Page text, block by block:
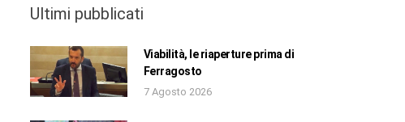
Ultimi pubblicati
Viabilità, le riaperture prima di
Ferragosto
7 Agosto 2026